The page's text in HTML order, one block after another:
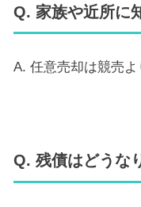
Q. 家族や近所に
A. 任意売却は競売よ
Q. 残債はどうな